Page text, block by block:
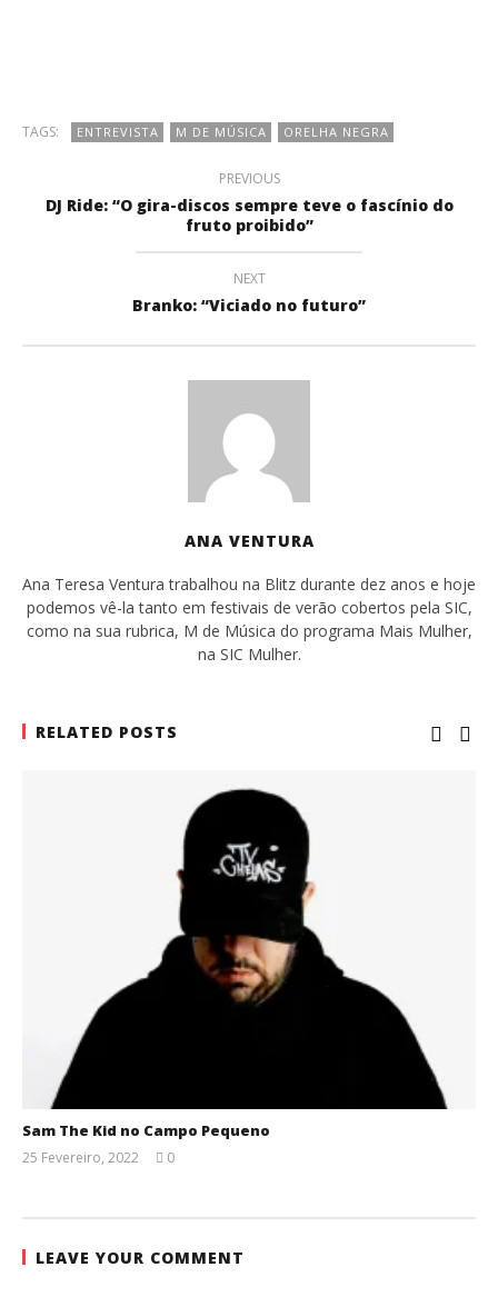
TAGS: ENTREVISTA M DE MÚSICA ORELHA NEGRA
PREVIOUS
DJ Ride: “O gira-discos sempre teve o fascínio do
fruto proibido”
NEXT
Branko: “Viciado no futuro”
ANA VENTURA
Ana Teresa Ventura trabalhou na Blitz durante dez anos e hoje
podemos vê-la tanto em festivais de verão cobertos pela SIC,
como na sua rubrica, M de Música do programa Mais Mulher,
na SIC Mulher.
RELATED POSTS
Sam The Kid no Campo Pequeno
25 Fevereiro, 2022
0
LEAVE YOUR COMMENT